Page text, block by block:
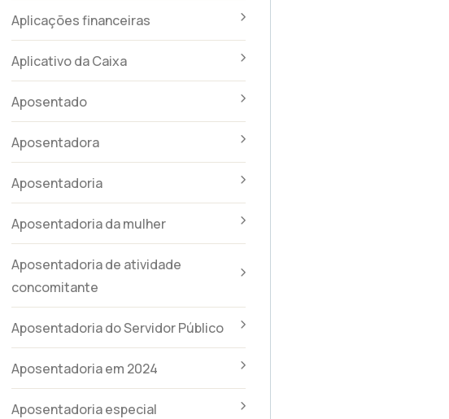
Aplicações financeiras
Aplicativo da Caixa
Aposentado
Aposentadora
Aposentadoria
Aposentadoria da mulher
Aposentadoria de atividade
concomitante
Aposentadoria do Servidor Público
Aposentadoria em 2024
Aposentadoria especial